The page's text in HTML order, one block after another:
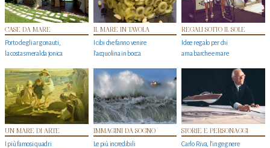
CASE DA MARE
Porto degli argonauti,
la costa smeralda jonica
IL MARE IN TAVOLA
I cibi che fanno venire
l’acquolina in bocca
REGALI SOTTO IL SOLE
Idee regalo per chi
ama barche e mare
UN MARE DI ARTE
I più famosi quadri
IMMAGINI DA SOGNO
Le più incredibili
STORIE E PERSONAGGI
Carlo Riva, l’ingegnere